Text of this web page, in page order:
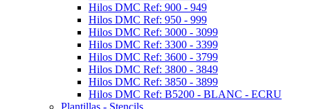
Hilos DMC Ref: 900 - 949
Hilos DMC Ref: 950 - 999
Hilos DMC Ref: 3000 - 3099
Hilos DMC Ref: 3300 - 3399
Hilos DMC Ref: 3600 - 3799
Hilos DMC Ref: 3800 - 3849
Hilos DMC Ref: 3850 - 3899
Hilos DMC Ref: B5200 - BLANC - ECRU
Plantillas - Stencils